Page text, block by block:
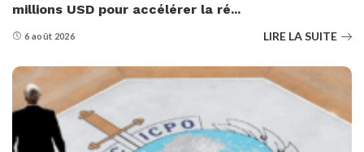
millions USD pour accélérer la ré...
6 août 2026 LIRE LA SUITE